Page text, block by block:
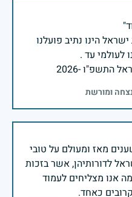
הינו נתיב פועלנו
התשפ"ו -2026
ומורשת
מאז ומעולם על טובי
לדורותיהן, אשר בזכות
אנו מצליחים לעמוד